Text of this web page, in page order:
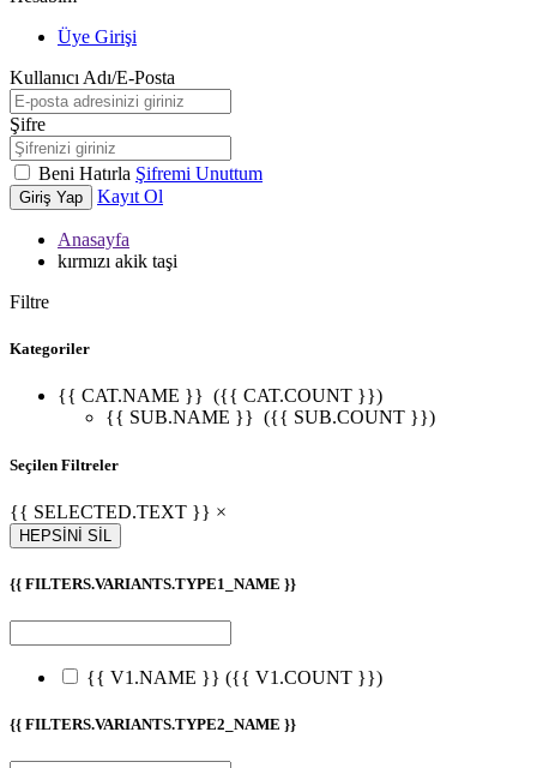
Üye Girişi
Kullanıcı Adı/E-Posta
Şifre
Beni Hatırla Şifremi Unuttum
Giriş Yap Kayıt Ol
Anasayfa
kırmızı akik taşi
Filtre
Kategoriler
{{ CAT.NAME }} ({{ CAT.COUNT }})
{{ SUB.NAME }} ({{ SUB.COUNT }})
Seçilen Filtreler
{{ SELECTED.TEXT }} ×
HEPSİNİ SİL
{{ FILTERS.VARIANTS.TYPE1_NAME }}
{{ V1.NAME }} ({{ V1.COUNT }})
{{ FILTERS.VARIANTS.TYPE2_NAME }}